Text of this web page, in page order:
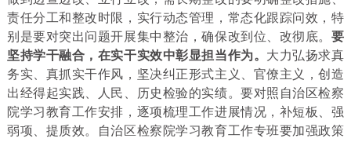
责任分工和整改时限，实行动态管理，常态化跟踪问效，特
别是要对突出问题开展集中整治，确保改到位、改彻底。要
坚持学干融合，在实干实效中彰显担当作为。 大力弘扬求真
务实、真抓实干作风，坚决纠正形式主义、官僚主义，创造
出经得起实践、人民、历史检验的实绩。要对照自治区检察
院学习教育工作安排，逐项梳理工作进展情况，补短板、强
弱项、提质效。自治区检察院学习教育工作专班要加强政策